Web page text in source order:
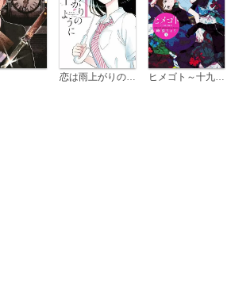
ヒメゴト～十九歳の制服～